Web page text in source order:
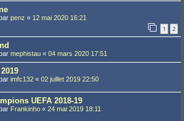
penz « 12 mai 2020 16:21
1 2
mephistau « 04 mars 2020 17:51
imfc132 « 02 juillet 2019 22:50
UEFA 2018-19
Frankinho « 24 mai 2019 18:11